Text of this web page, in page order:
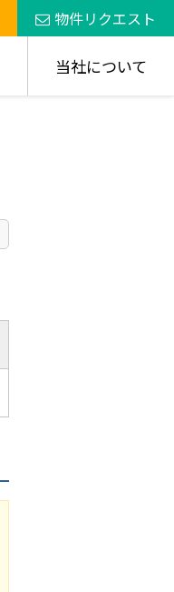
物件リクエスト
当社について